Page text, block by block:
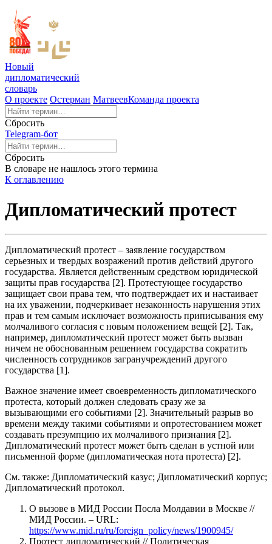
Новый
дипломатический
словарь
О проекте Остерман МатвеевКоманда проекта
Сбросить
Telegram-бот
Сбросить
В словаре не нашлось этого термина
К оглавлению
Дипломатический протест
Дипломатический протест – заявление государством
серьезных и твердых возражений против действий другого
государства. Является действенным средством юридической
защиты прав государства [2]. Протестующее государство
защищает свои права тем, что подтверждает их и настаивает
на их уважении, подчеркивает незаконность нарушения этих
прав и тем самым исключает возможность приписывания ему
молчаливого согласия с новым положением вещей [2]. Так,
например, дипломатический протест может быть вызван
ничем не обоснованным решением государства сократить
численность сотрудников загранучреждений другого
государства [1].
Важное значение имеет своевременность дипломатического
протеста, который должен следовать сразу же за
вызывающими его событиями [2]. Значительный разрыв во
времени между такими событиями и опротестованием может
создавать презумпцию их молчаливого признания [2].
Дипломатический протест может быть сделан в устной или
письменной форме (дипломатическая нота протеста) [2].
См. также: Дипломатический казус; Дипломатический корпус;
Дипломатический протокол.
О вызове в МИД России Посла Молдавии в Москве //
МИД России. – URL:
https://www.mid.ru/ru/foreign_policy/news/1900945/
Протест дипломатический // Политическая